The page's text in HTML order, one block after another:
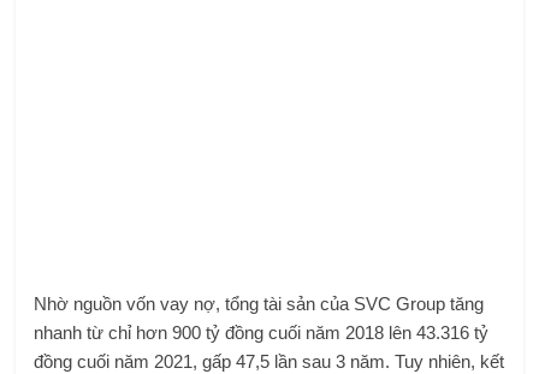
Nhờ nguồn vốn vay nợ, tổng tài sản của SVC Group tăng
nhanh từ chỉ hơn 900 tỷ đồng cuối năm 2018 lên 43.316 tỷ
đồng cuối năm 2021, gấp 47,5 lần sau 3 năm. Tuy nhiên, kết